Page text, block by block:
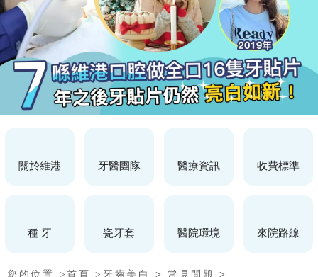
關於維港 牙醫團隊 醫療資訊 收費標準
種 牙 瓷牙套 醫院環境 來院路線
您的位置 >首頁 > 牙齒美白 > 常見問題 >